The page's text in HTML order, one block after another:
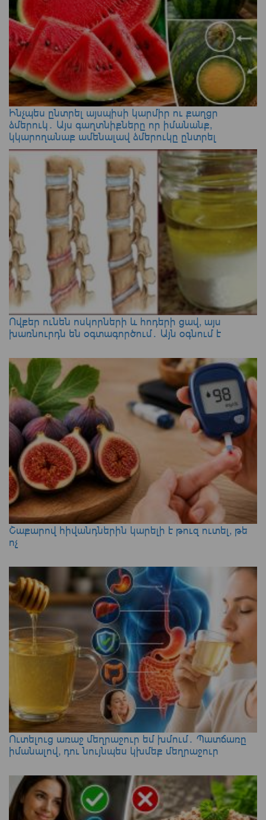
Ինչպես ընտրել այսպիսի կարմիր ու քաղցր
ձմերուկ․ Այս գաղտնիքները որ իմանանք,
կկարողանաք ամենալավ ձմերուկը ընտրել
Ովքեր ունեն ոսկորների և հոդերի ցավ, այս
խառնուրդն են օգտագործում․ Այն օգնում է
Շաքարով հիվանդներին կարելի է թուզ ուտել, թե
ոչ
Ուտելուց առաջ մեղրաջուր եմ խմում․ Պատճառը
իմանալով, դու նույնպես կխմեք մեղրաջուր